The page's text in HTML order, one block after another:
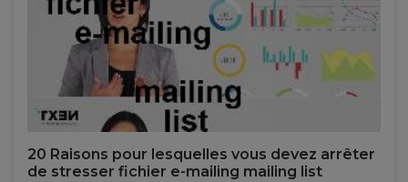
20 Raisons pour lesquelles vous devez arrêter
de stresser fichier e-mailing mailing list